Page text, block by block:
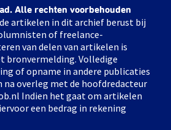
Alle rechten voorbehouden
artikelen in dit archief berust bij
of freelance-
van delen van artikelen is
bronvermelding. Volledige
of opname in andere publicaties
na overleg met de hoofdredacteur
Indien het gaat om artikelen
een bedrag in rekening